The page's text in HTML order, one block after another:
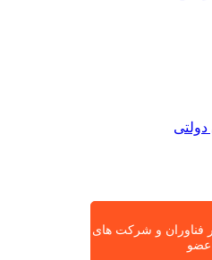
و شرکت های